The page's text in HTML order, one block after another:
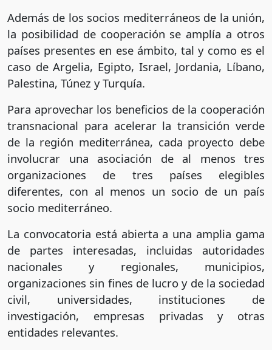
Además de los socios mediterráneos de la unión,
la posibilidad de cooperación se amplía a otros
países presentes en ese ámbito, tal y como es el
caso de Argelia, Egipto, Israel, Jordania, Líbano,
Palestina, Túnez y Turquía.
Para aprovechar los beneficios de la cooperación
transnacional para acelerar la transición verde
de la región mediterránea, cada proyecto debe
involucrar una asociación de al menos tres
organizaciones de tres países elegibles
diferentes, con al menos un socio de un país
socio mediterráneo.
La convocatoria está abierta a una amplia gama
de partes interesadas, incluidas autoridades
nacionales y regionales, municipios,
organizaciones sin fines de lucro y de la sociedad
civil, universidades, instituciones de
investigación, empresas privadas y otras
entidades relevantes.